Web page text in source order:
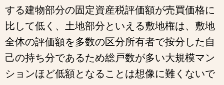
する建物部分の固定資産税評価額が売買価格に
比して低く、土地部分といえる敷地権は、敷地
全体の評価額を多数の区分所有者で按分した自
己の持ち分であるため総戸数が多い大規模マン
ションほど低額となることは想像に難くないで